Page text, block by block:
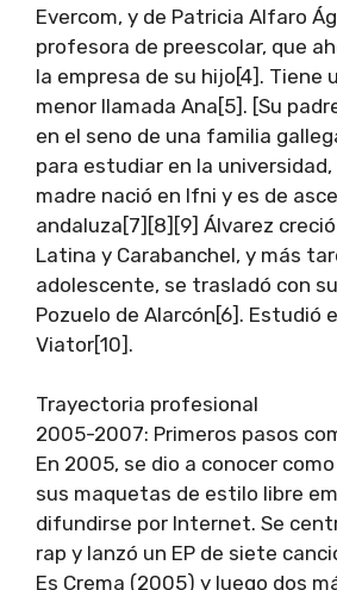
Evercom, y de Patricia Alfaro
profesora de preescolar, que
la empresa de su hijo[4]. Tiene
menor llamada Ana[5]. [Su
en el seno de una familia
para estudiar en la
madre nació en Ifni y es de
andaluza[7][8][9] Álvarez
Latina y Carabanchel, y más
adolescente, se trasladó con
Pozuelo de Alarcón[6]. Estudió
Viator[10].
Trayectoria profesional
2005-2007: Primeros pasos
En 2005, se dio a conocer
sus maquetas de estilo libre
difundirse por Internet. Se
rap y lanzó un EP de siete
Es Crema (2005) y luego dos